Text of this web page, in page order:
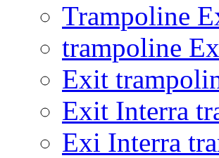
Trampoline
trampoline
Exit
Exit Interra
Exi Interra